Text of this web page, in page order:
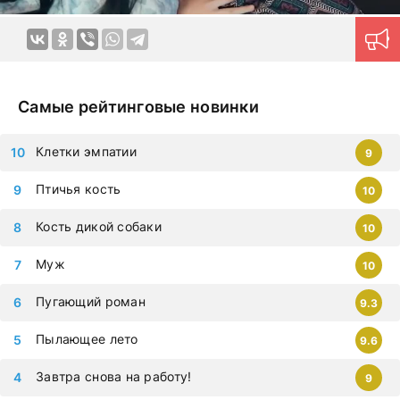
оно не должно мешать жить настоящим.
Смотрите дораму В Гонконге не идет снег в HD
которыми хочется путешествовать в далекие края и
переживать самые яркие эмоции. Картины на русском
языке позволяют ощутить непередаваемую гамму
эмоций в домашней обстановке в любое удобное время.
Продуманная навигация поможет моментально найти
нужный контент.
Новые серии на дорама клуб
немедленно, чтобы не упустить самые современные
дорамы, которыми восхищается весь мир. Все фильмы
можно смотреть на любых гаджетах – iphone, android,
Самые рейтинговые новинки
Завтра снова на работу! 9
Пылающее лето 9.6
Пугающий роман 9.3
Муж 10
Кость дикой собаки 10
Птичья кость 10
Клетки эмпатии 9